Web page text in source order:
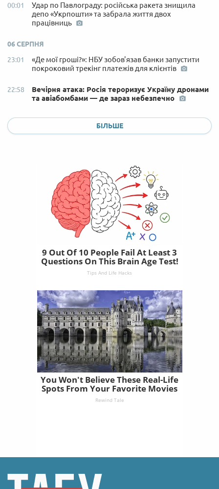
00:01
Удар по Павлограду: російська ракета знищила
депо «Укрпошти» та забрала життя двох
працівниць
06 СЕРПНЯ
23:01
«Де мої гроші?»: НБУ зобов'язав банки запустити
покроковий трекінг платежів для клієнтів
22:58
Вечірня атака: Росія тероризує Україну дронами
та авіабомбами — де зараз небезпечно
БІЛЬШЕ
9 Out Of 10 People Fail At Least 3
Questions On This Brain Age Test!
Tips And Life Hacks
You Won't Believe These Real-Life
Spots From Your Favorite Movies
Rewind Tale